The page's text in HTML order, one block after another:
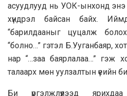
асуудлууд нь УОК-ынхонд энэ
хүндрэл байсан байх.
“барилдааныг цуцалж
“болно…” гэтэл Б.Ууганбаяр,
нар “…заа баярлалаа…” гэж
талаарх мөн уулзалтын үеийн
Би үргэлжлүүлээд